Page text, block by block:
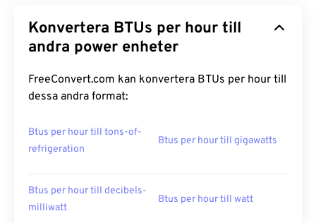
Konvertera BTUs per hour till
andra power enheter
FreeConvert.com kan konvertera BTUs per hour till
dessa andra format:
Btus per hour till tons-of-
refrigeration
Btus per hour till gigawatts
Btus per hour till decibels-
milliwatt
Btus per hour till watt